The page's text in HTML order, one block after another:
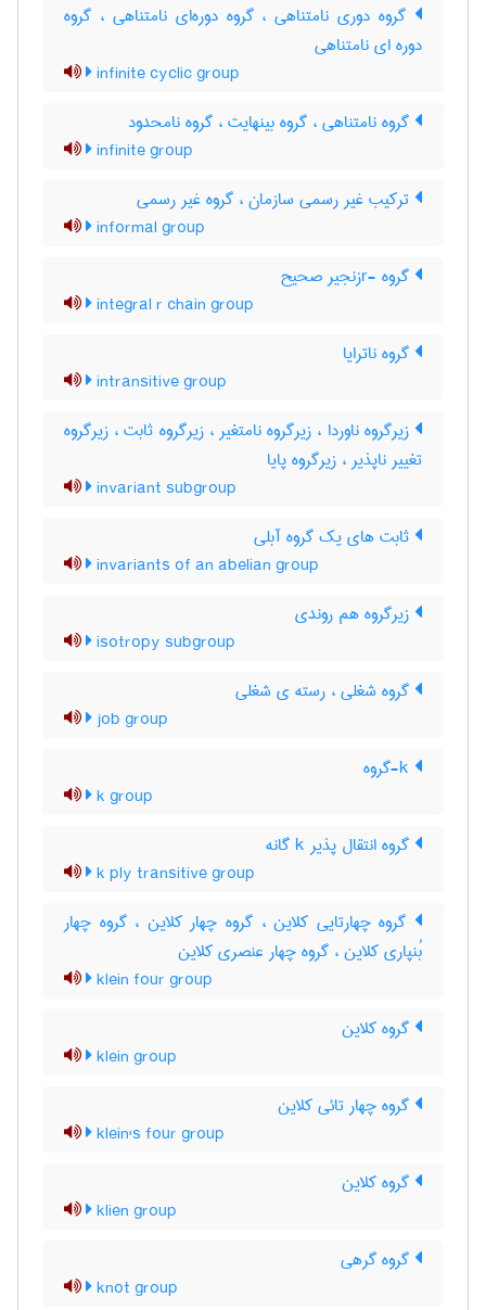
گروه دوری نامتناهی ، گروه دوره‌ای نامتناهی ، گروه
دوره ای نامتناهی
infinite cyclic group
گروه نامتناهی ، گروه بینهایت ، گروه نامحدود
infinite group
ترکیب غیر رسمی سازمان ، گروه غیر رسمی
informal group
گروه -rزنجیر صحیح
integral r chain group
گروه ناترایا
intransitive group
زیرگروه ناوردا ، زیرگروه نامتغیر ، زیرگروه ثابت ، زیرگروه
تغییر ناپذیر ، زیرگروه پایا
invariant subgroup
ثابت های یک گروه آبلی
invariants of an abelian group
زیرگروه هم روندی
isotropy subgroup
گروه شغلی ، رسته ی شغلی
job group
k group
گروه انتقال پذیر k گانه
k ply transitive group
گروه چهارتایی کلاین ، گروه چهار کلاین ، گروه چهار
بُنپاری کلاین ، گروه چهار عنصری کلاین
klein four group
گروه کلاین
klein group
گروه چهار تائی کلاین
klein's four group
گروه کلاین
klien group
گروه گرهی
knot group